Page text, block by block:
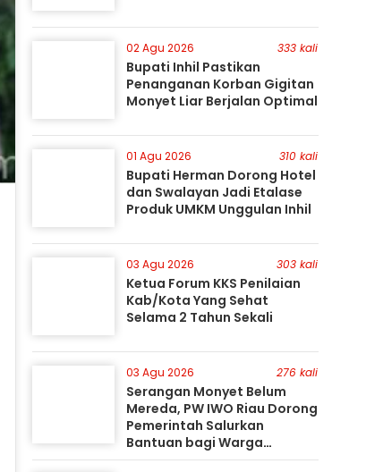
02 Agu 2026 333 kali
Bupati Inhil Pastikan
Penanganan Korban Gigitan
Monyet Liar Berjalan Optimal
01 Agu 2026 310 kali
Bupati Herman Dorong Hotel
dan Swalayan Jadi Etalase
Produk UMKM Unggulan Inhil
03 Agu 2026 303 kali
Ketua Forum KKS Penilaian
Kab/Kota Yang Sehat
Selama 2 Tahun Sekali
03 Agu 2026 276 kali
Serangan Monyet Belum
Mereda, PW IWO Riau Dorong
Pemerintah Salurkan
Bantuan bagi Warga
Terdampak